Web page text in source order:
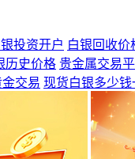
投资开户 白银回收价
历史价格 贵金属交易
交易 现货白银多少钱